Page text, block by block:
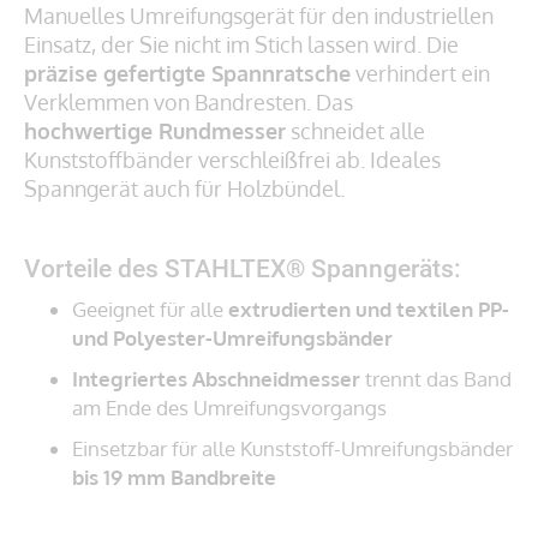
Manuelles Umreifungsgerät für den industriellen
Einsatz, der Sie nicht im Stich lassen wird. Die
präzise gefertigte Spannratscheverhindert ein
Verklemmen von Bandresten. Das
hochwertige Rundmesser schneidet alle
Kunststoffbänder verschleißfrei ab. Ideales
Spanngerät auch für Holzbündel.
Vorteile des STAHLTEX® Spanngeräts:
Geeignet für alle extrudierten und textilen PP-
und Polyester-Umreifungsbänder
Integriertes Abschneidmessertrennt das Band
am Ende des Umreifungsvorgangs
Einsetzbar für alle Kunststoff-Umreifungsbänder
bis 19 mm Bandbreite